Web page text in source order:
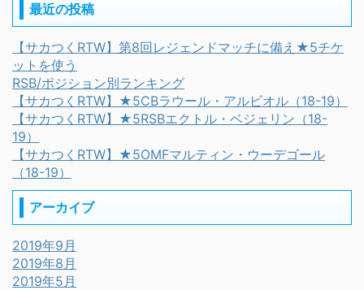
最近の投稿
【サカつくRTW】第8回レジェンドマッチに備え★5チケ
ットを使う
RSB/ポジション別ランキング
【サカつくRTW】★5CBラウール・アルビオル（18-19）
【サカつくRTW】★5RSBエクトル・ベジェリン（18-
19）
【サカつくRTW】★5OMFマルティン・ウーデゴール
（18-19）
アーカイブ
2019年9月
2019年8月
2019年5月